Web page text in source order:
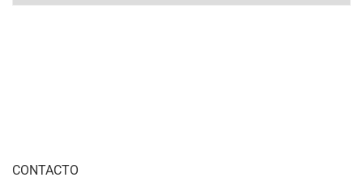
CONTACTO